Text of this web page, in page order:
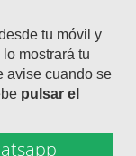
tu móvil y
lo mostrará tu
avise cuando se
pulsar el